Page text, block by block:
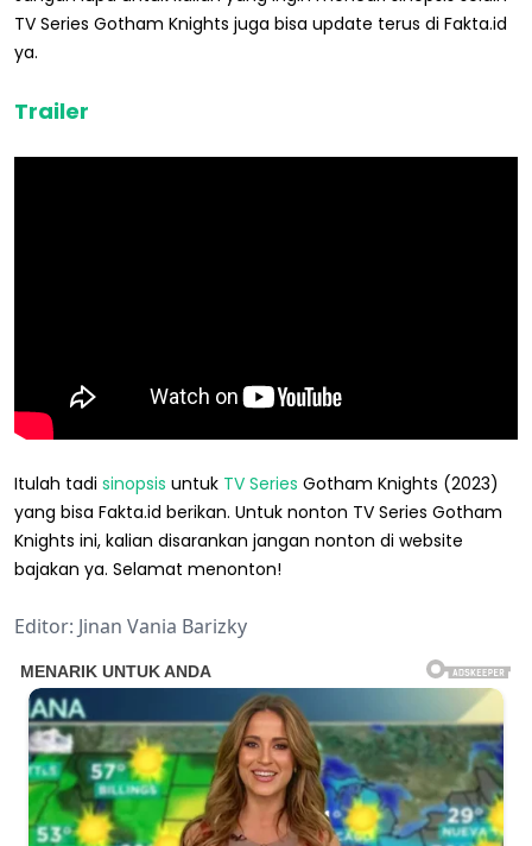
TV Series Gotham Knights juga bisa update terus di Fakta.id
ya.
Trailer
Itulah tadi sinopsis untuk TV Series Gotham Knights (2023)
yang bisa Fakta.id berikan. Untuk nonton TV Series Gotham
Knights ini, kalian disarankan jangan nonton di website
bajakan ya. Selamat menonton!
Editor: Jinan Vania Barizky